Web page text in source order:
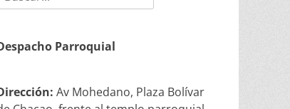
Parroquial
Av Mohedano, Plaza Bolívar